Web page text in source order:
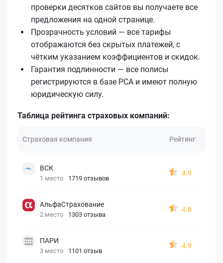
проверки десятков сайтов вы получаете все
предложения на одной странице.
Прозрачность условий — все тарифы
отображаются без скрытых платежей, с
чётким указанием коэффициентов и скидок.
Гарантия подлинности — все полисы
регистрируются в базе РСА и имеют полную
юридическую силу.
Таблица рейтинга страховых компаний:
Страховая компания Рейтинг
ВСК
1 место 1719 отзывов
4.9
АльфаСтрахование
2 место 1303 отзыва
4.8
ПАРИ
3 место 1101 отзыв
4.9